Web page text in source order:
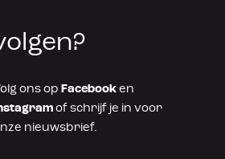
ons op Facebook en
of schrijf je in voor
nieuwsbrief.